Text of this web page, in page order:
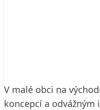
V malé obci na
koncepcí a odvážným